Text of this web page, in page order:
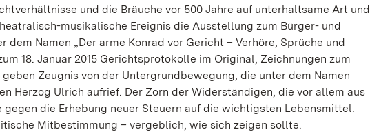
und die Bräuche vor 500 Jahre auf unterhaltsame Art und
musikalische Ereignis die Ausstellung zum Bürger- und
dem Namen „Der arme Konrad vor Gericht – Verhöre, Sprüche und
18. Januar 2015 Gerichtsprotokolle im Original, Zeichnungen zum
Zeugnis von der Untergrundbewegung, die unter dem Namen
Herzog Ulrich aufrief. Der Zorn der Widerständigen, die vor allem aus
die Erhebung neuer Steuern auf die wichtigsten Lebensmittel.
Mitbestimmung – vergeblich, wie sich zeigen sollte.